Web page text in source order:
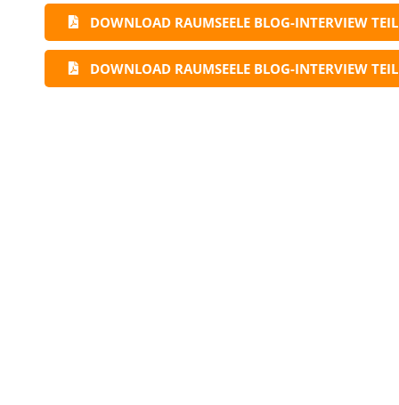
DOWNLOAD RAUMSEELE BLOG-INTERVIEW
DOWNLOAD RAUMSEELE BLOG-INTERVIEW